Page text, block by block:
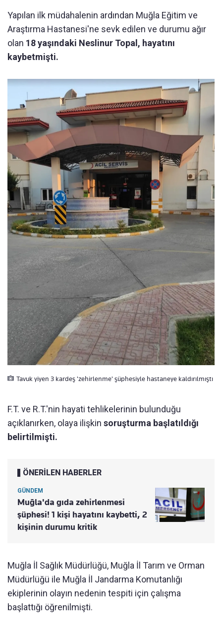
Yapılan ilk müdahalenin ardından Muğla Eğitim ve
Araştırma Hastanesi'ne sevk edilen ve durumu ağır
olan 18 yaşındaki Neslinur Topal, hayatını
kaybetmişti.
Tavuk yiyen 3 kardeş 'zehirlenme' şüphesiyle hastaneye kaldırılmıştı
F.T. ve R.T.'nin hayati tehlikelerinin bulunduğu
açıklanırken, olaya ilişkin soruşturma başlatıldığı
belirtilmişti.
ÖNERİLEN HABERLER
GÜNDEM
Muğla'da gıda zehirlenmesi
şüphesi! 1 kişi hayatını kaybetti, 2
kişinin durumu kritik
Muğla İl Sağlık Müdürlüğü, Muğla İl Tarım ve Orman
Müdürlüğü ile Muğla İl Jandarma Komutanlığı
ekiplerinin olayın nedenin tespiti için çalışma
başlattığı öğrenilmişti.